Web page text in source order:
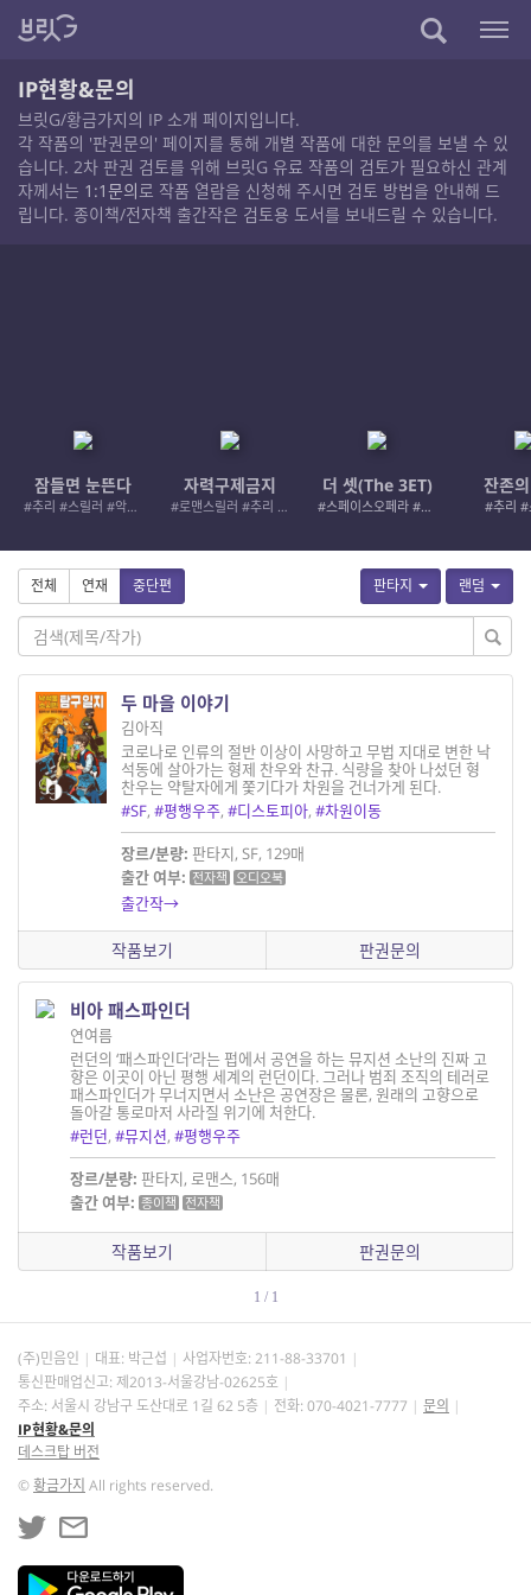
IP현황&문의
브릿G/황금가지의 IP 소개 페이지입니다.
각 작품의 '판권문의' 페이지를 통해 개별 작품에 대한 문의를 보낼 수 있
습니다. 2차 판권 검토를 위해 브릿G 유료 작품의 검토가 필요하신 관계
자께서는 1:1문의로 작품 열람을 신청해 주시면 검토 방법을 안내해 드
립니다. 종이책/전자책 출간작은 검토용 도서를 보내드릴 수 있습니다.
잠들면 눈뜬다
#추리 #스릴러 #악인 #로드레이지
자력구제금지
#로맨스릴러 #추리 #여성서사 #사적제재
더 셋(The 3ET)
#스페이스오페라 #우주활극
잔존
#추리 #
판타지 랜덤
전체 연재 중단편
두 마을 이야기
김아직
코로나로 인류의 절반 이상이 사망하고 무법 지대로 변한 낙
석동에 살아가는 형제 찬우와 찬규. 식량을 찾아 나섰던 형
찬우는 약탈자에게 쫓기다가 차원을 건너가게 된다.
#SF, #평행우주, #디스토피아, #차원이동
장르/분량: 판타지, SF, 129매
출간 여부: 전자책 오디오북
출간작→
작품보기 판권문의
비아 패스파인더
연여름
런던의 ‘패스파인더’라는 펍에서 공연을 하는 뮤지션 소난의 진짜 고
향은 이곳이 아닌 평행 세계의 런던이다. 그러나 범죄 조직의 테러로
패스파인더가 무너지면서 소난은 공연장은 물론, 원래의 고향으로
돌아갈 통로마저 사라질 위기에 처한다.
#런던,#뮤지션,#평행우주
장르/분량: 판타지, 로맨스, 156매
출간 여부: 종이책 전자책
작품보기 판권문의
1 / 1
(주)민음인 대표: 박근섭 사업자번호: 211-88-33701
통신판매업신고: 제2013-서울강남-02625호
주소: 서울시 강남구 도산대로 1길 62 5층
전화: 070-4021-7777
문의
IP현황&문의
데스크탑 버전
©황금가지 All rights reserved.